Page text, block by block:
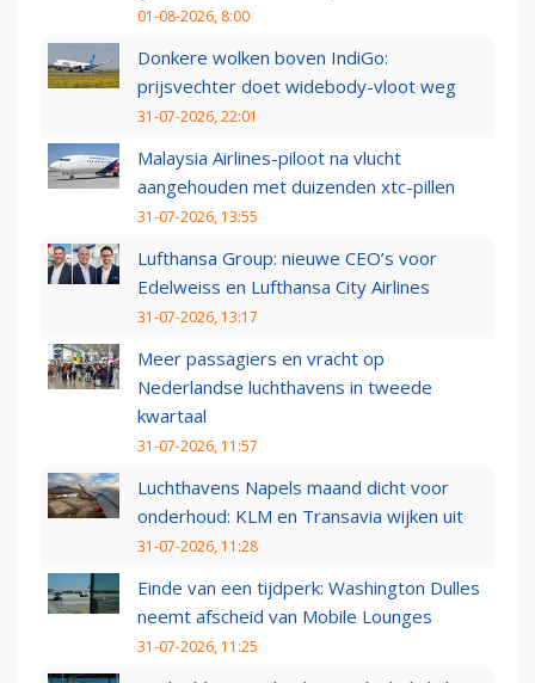
01-08-2026, 8:00
Donkere wolken boven IndiGo:
prijsvechter doet widebody-vloot weg
31-07-2026, 22:01
Malaysia Airlines-piloot na vlucht
aangehouden met duizenden xtc-pillen
31-07-2026, 13:55
Lufthansa Group: nieuwe CEO’s voor
Edelweiss en Lufthansa City Airlines
31-07-2026, 13:17
Meer passagiers en vracht op
Nederlandse luchthavens in tweede
kwartaal
31-07-2026, 11:57
Luchthavens Napels maand dicht voor
onderhoud: KLM en Transavia wijken uit
31-07-2026, 11:28
Einde van een tijdperk: Washington Dulles
neemt afscheid van Mobile Lounges
31-07-2026, 11:25